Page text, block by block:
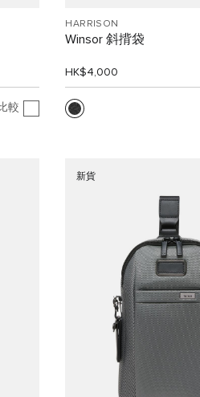
較
HARRISON
Winsor 斜揹袋
HK$4,000
新貨